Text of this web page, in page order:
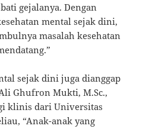
gejalanya. Dengan
mental sejak dini,
masalah kesehatan
sejak dini juga dianggap
Ghufron Mukti, M.Sc.,
klinis dari Universitas
“Anak-anak yang